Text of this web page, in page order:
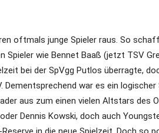
oftmals junge Spieler raus. So
Spieler wie Bennet Baaß (jetzt TSV
bei der SpVgg Putlos überragte,
Dementsprechend war es ein
aus zum einen vielen Altstars des
Dennis Kowski, doch auch